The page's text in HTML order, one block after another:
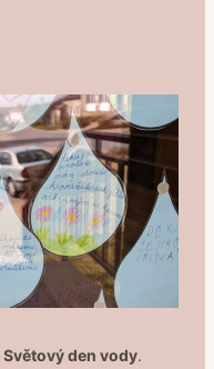
Světový den vody.